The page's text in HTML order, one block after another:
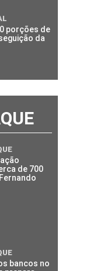
porções de
da
de 700
bancos no